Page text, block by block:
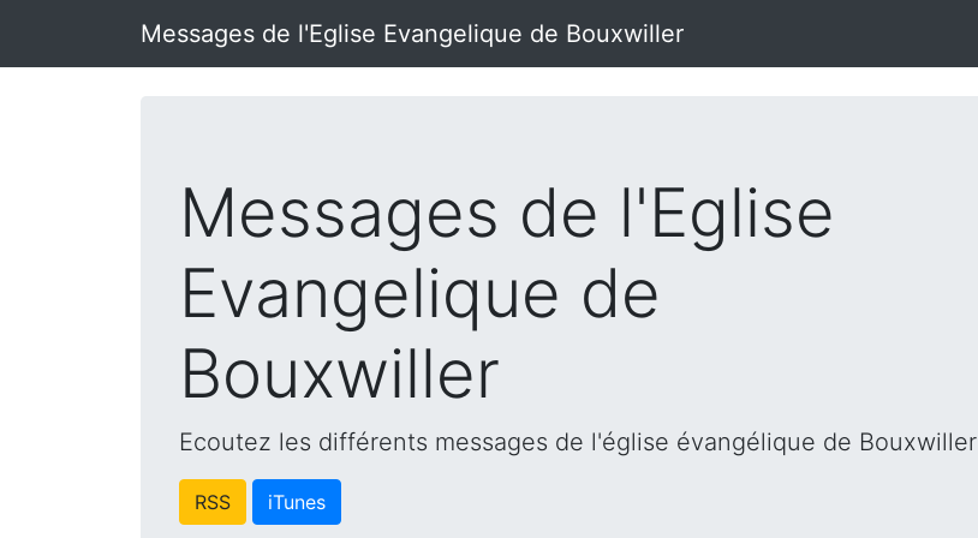
Messages de l'Eglise Evangelique de Bouxwiller
Messages de l'Eglise
Evangelique de
Bouxwiller
Ecoutez les différents messages de l'église évangélique de Bouxwiller
RSS iTunes